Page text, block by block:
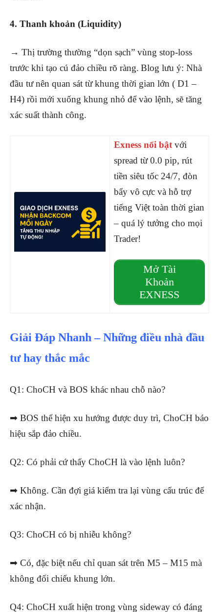
4. Thanh khoản (Liquidity)
→ Thị trường thường “dọn sạch” vùng stop-loss
trước khi tạo cú đảo chiều rõ ràng. Blog lưu ý: Nhà
đầu tư nên quan sát từ khung thời gian lớn ( D1 –
H4) rồi mới xuống khung nhỏ để vào lệnh, sẽ tăng
xác suất thành công.
Exness nổi bật với
spread từ 0.0 pip, rút
tiền siêu tốc 24/7, đòn
bẩy vô cực và hỗ trợ
tiếng Việt toàn thời gian
– quá lý tưởng cho mọi
Trader!
Mở Tài
Khoản
EXNESS
Giải Đáp Nhanh – Những điều nhà đầu
tư hay thắc mắc
Q1: ChoCH và BOS khác nhau chỗ nào?
➡ BOS thể hiện xu hướng được duy trì, ChoCH báo
hiệu sắp đảo chiều.
Q2: Có phải cứ thấy ChoCH là vào lệnh luôn?
➡ Không. Cần đợi giá kiểm tra lại vùng cấu trúc để
xác nhận.
Q3: ChoCH có bị nhiễu không?
➡ Có, đặc biệt nếu chỉ quan sát trên M5 – M15 mà
không đối chiếu khung lớn.
Q4: ChoCH xuất hiện trong vùng sideway có đáng